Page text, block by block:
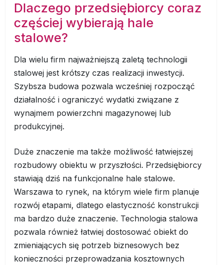
Dlaczego przedsiębiorcy coraz
częściej wybierają hale
stalowe?
Dla wielu firm najważniejszą zaletą technologii
stalowej jest krótszy czas realizacji inwestycji.
Szybsza budowa pozwala wcześniej rozpocząć
działalność i ograniczyć wydatki związane z
wynajmem powierzchni magazynowej lub
produkcyjnej.
Duże znaczenie ma także możliwość łatwiejszej
rozbudowy obiektu w przyszłości. Przedsiębiorcy
stawiają dziś na funkcjonalne hale stalowe.
Warszawa to rynek, na którym wiele firm planuje
rozwój etapami, dlatego elastyczność konstrukcji
ma bardzo duże znaczenie. Technologia stalowa
pozwala również łatwiej dostosować obiekt do
zmieniających się potrzeb biznesowych bez
konieczności przeprowadzania kosztownych